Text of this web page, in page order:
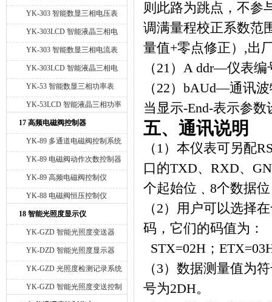
YK-303 智能数显三相电压表
YK-303LCD 智能液晶三相电
压表
YK-303 智能数显三相电流表
YK-303LCD 智能液晶三相电
流表
YK-53 智能数显三相功率表
YK-53LCD 智能液晶三相功率
表
17 高频电磁阀控制器
YK-89 多通道电磁阀控制系统
YK-89 电磁阀动作次数控制器
YK-89 高频电磁阀控制仪
YK-88 电磁阀恒压控制仪
18 智能光照度显示仪
YK-GZD 智能光照度变送器
YK-DZD 智能光照度显示器
YK-GZD 光照度检测记录系统
YK-GZD 智能光照度变送控制
则此路为跳点，不参
调满量程校正系数范
量值+零点修正） ,出
（21） A ddr—仪表编
（22） bAUd—通讯波
当显示-End-表示参数
五、通讯说明
（ 1）本仪表可另配
口的TXD、 RXD、
个起始位﹑ 8个数据
（2）用户可以选择
码，它们的码值为：
STX=02H ；
（3）数据测量值为
号为2DH。